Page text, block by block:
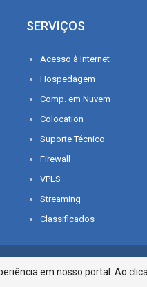
SERVIÇOS
Acesso à Internet
Hospedagem
Comp. em Nuvem
Colocation
Suporte Técnico
Firewall
VPLS
Streaming
Classificados
reservados.em nosso portal. Ao